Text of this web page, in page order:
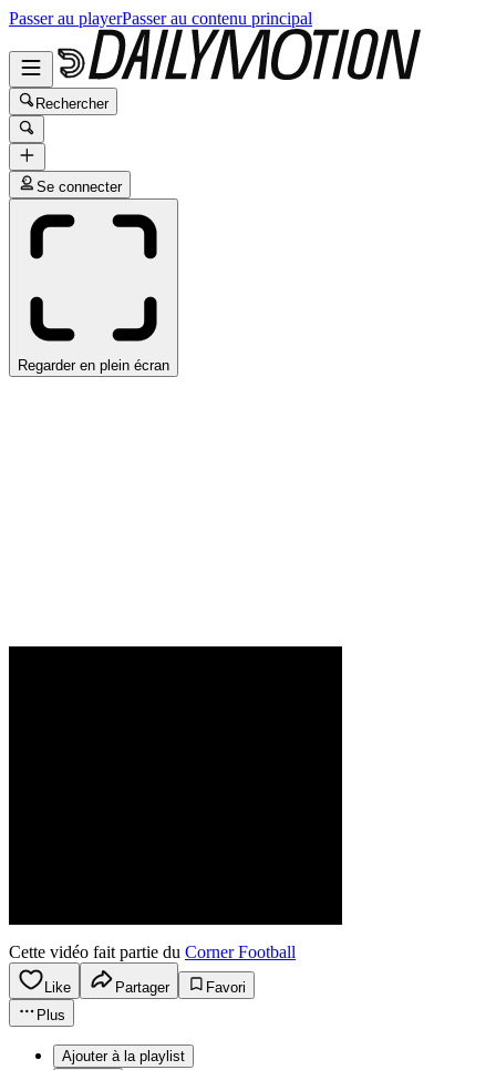
Passer au playerPasser au contenu principal
Rechercher
Se connecter
Regarder en plein écran
Cette vidéo fait partie du Corner Football
Like Partager
Favori
Plus
Ajouter à la playlist